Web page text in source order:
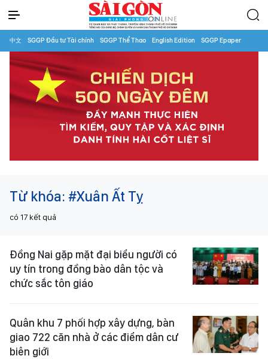
中文 SGGP Đầu tư Tài chính SGGP Thể Thao English Edition SGGP Epaper
Từ khóa: #Xuân Ất Tỵ
có 17 kết quả
Đồng Nai gặp mặt đại biểu người có
uy tín trong đồng bào dân tộc và
chức sắc tôn giáo
Quân khu 7 phối hợp xây dựng, bàn
giao 722 căn nhà ở các điểm dân cư
biên giới